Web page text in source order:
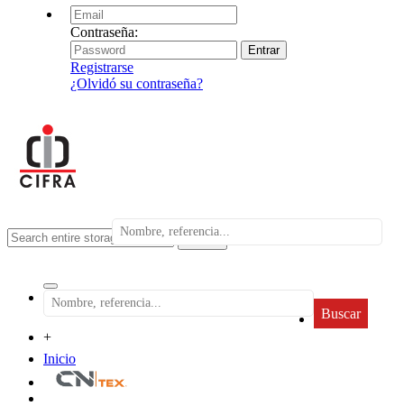
Contraseña:
Registrarse
¿Olvidó su contraseña?
search
Buscar
+
Inicio